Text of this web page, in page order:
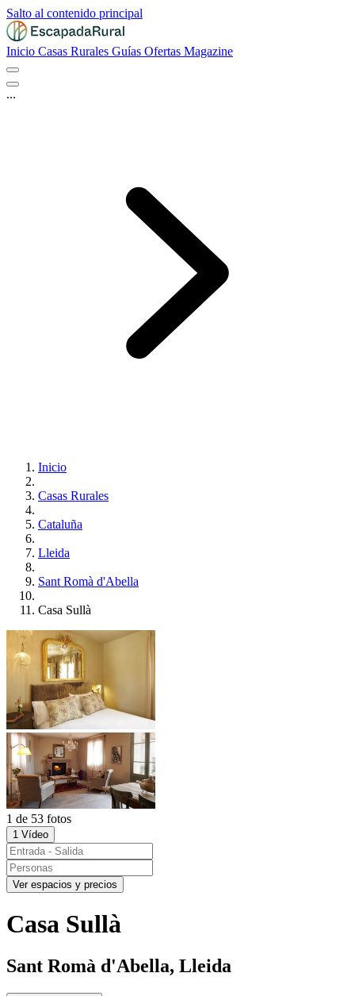
Salto al contenido principal
Inicio Casas Rurales Guías Ofertas Magazine
...
Inicio
Casas Rurales
Cataluña
Lleida
Sant Romà d'Abella
Casa Sullà
1 de 53 fotos
1 Vídeo
Ver espacios y precios
Casa Sullà
Sant Romà d'Abella, Lleida